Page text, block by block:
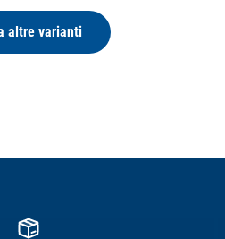
altre varianti